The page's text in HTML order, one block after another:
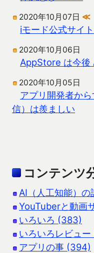
2020年10月07日 ≪
iモード公式サイ
2020年10月06日
AppStore は今後
2020年10月05日
アプリ開発者か
信）は羨ましい
コンテンツ
AI（人工知能）
YouTuberと動画
いろいろ (383)
いろいろレビュ
アプリの事 (394)